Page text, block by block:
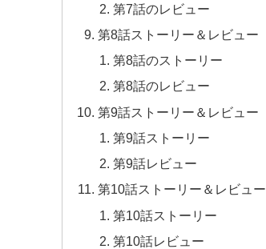
第7話のレビュー
第8話ストーリー＆レビュー
第8話のストーリー
第8話のレビュー
第9話ストーリー＆レビュー
第9話ストーリー
第9話レビュー
第10話ストーリー＆レビュー
第10話ストーリー
第10話レビュー